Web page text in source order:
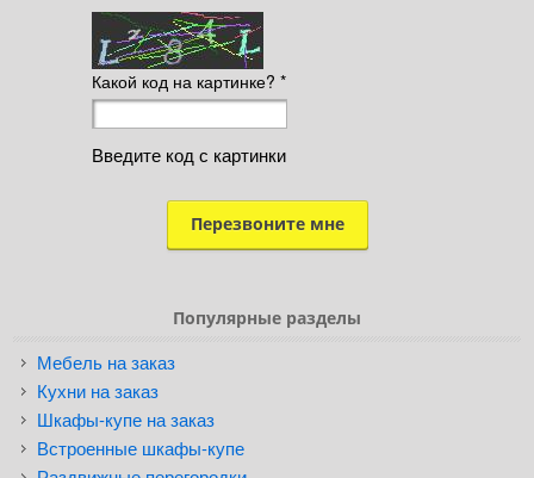
Какой код на картинке? *
Введите код с картинки
Популярные разделы
Мебель на заказ
Кухни на заказ
Шкафы-купе на заказ
Встроенные шкафы-купе